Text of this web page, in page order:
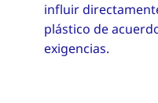
influir
plástico de
exigencias.